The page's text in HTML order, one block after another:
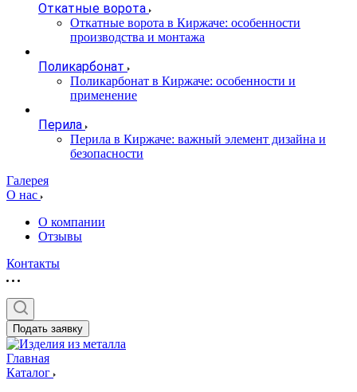
Откатные ворота
Откатные ворота в Киржаче: особенности
производства и монтажа
Поликарбонат
Поликарбонат в Киржаче: особенности и
применение
Перила
Перила в Киржаче: важный элемент дизайна и
безопасности
Галерея
О нас
О компании
Отзывы
Контакты
Подать заявку
Главная
Каталог